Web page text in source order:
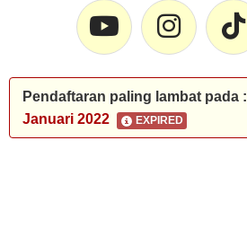
Pendaftaran paling lambat pada :
Januari 2022
EXPIRED